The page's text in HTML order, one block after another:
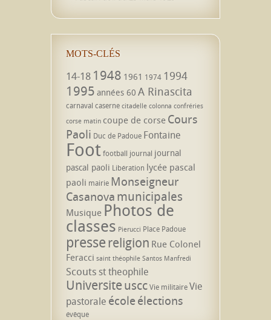
MOTS-CLÉS
14-18 1948 1961 1974 1994
1995 années 60 A Rinascita
carnaval caserne citadelle colonna confréries
corse matin coupe de corse Cours
Paoli Duc de Padoue Fontaine
Footfootball journal journal
pascal paoli Libération lycée pascal
paoli mairie Monseigneur
Casanova municipales
Musique Photos de
classes Pierucci Place Padoue
pressereligion Rue Colonel
Feracci saint théophile Santos Manfredi
Scoutsst theophile
UniversiteusccVie militaireVie
pastorale écoleélections
évêque